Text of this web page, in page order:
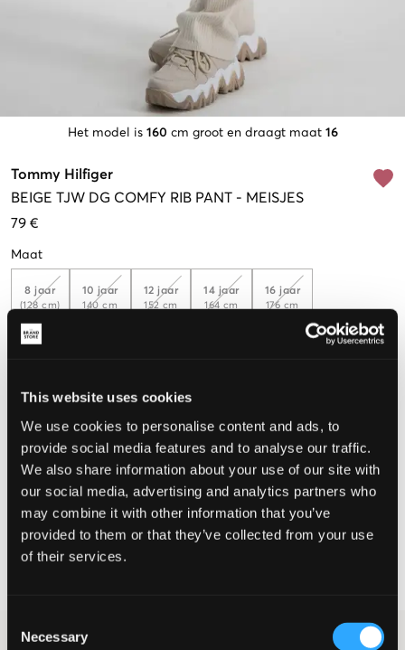
This website uses cookies
We use cookies to personalise content and ads, to
provide social media features and to analyse our traffic.
We also share information about your use of our site with
our social media, advertising and analytics partners who
may combine it with other information that you’ve
provided to them or that they’ve collected from your use
of their services.
Selection
Necessary
Het model is 160 cm groot en draagt maat 16
Tommy Hilfiger
BEIGE TJW DG COMFY RIB PANT - MEISJES
79 €
Maat
8 jaar
(128 cm)
10 jaar
140 cm
12 jaar
152 cm
14 jaar
164 cm
16 jaar
176 cm
MAATTABEL
KIES EEN MAAT
Snelle levering